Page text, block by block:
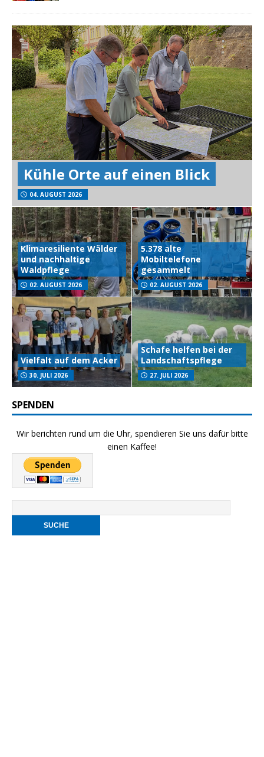
Kühle Orte auf einen Blick
04. AUGUST 2026
Klimaresiliente Wälder
und nachhaltige
Waldpflege
02. AUGUST 2026
5.378 alte
Mobiltelefone
gesammelt
02. AUGUST 2026
Vielfalt auf dem Acker
30. JULI 2026
Schafe helfen bei der
Landschaftspflege
27. JULI 2026
SPENDEN
Wir berichten rund um die Uhr, spendieren Sie uns dafür bitte
einen Kaffee!